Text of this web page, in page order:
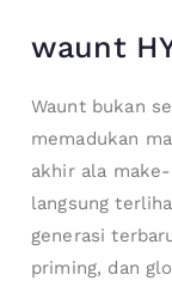
waunt
Waunt bukan
memadukan
akhir ala
langsung
generasi
priming, dan